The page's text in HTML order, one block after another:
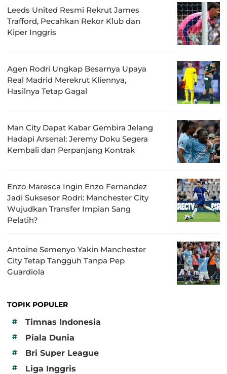
Leeds United Resmi Rekrut James
Trafford, Pecahkan Rekor Klub dan
Kiper Inggris
Agen Rodri Ungkap Besarnya Upaya
Real Madrid Merekrut Kliennya,
Hasilnya Tetap Gagal
Man City Dapat Kabar Gembira Jelang
Hadapi Arsenal: Jeremy Doku Segera
Kembali dan Perpanjang Kontrak
Enzo Maresca Ingin Enzo Fernandez
Jadi Suksesor Rodri: Manchester City
Wujudkan Transfer Impian Sang
Pelatih?
Antoine Semenyo Yakin Manchester
City Tetap Tangguh Tanpa Pep
Guardiola
TOPIK POPULER
#
Timnas Indonesia
# Piala Dunia
# Bri Super League
# Liga Inggris